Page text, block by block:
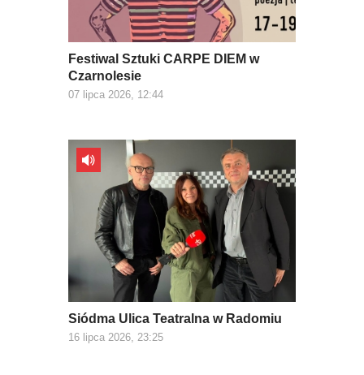
Festiwal Sztuki CARPE DIEM w
Czarnolesie
07 lipca 2026, 12:44
Siódma Ulica Teatralna w Radomiu
16 lipca 2026, 23:25